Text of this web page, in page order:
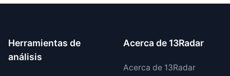
Herramientas de
análisis
Acerca de 13Radar
Acerca de 13Radar